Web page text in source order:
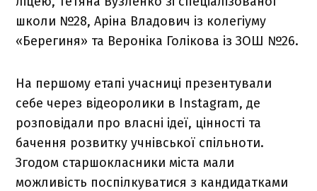
школи №28, Аріна Владович із колегіуму
«Берегиня» та Вероніка Голікова із ЗОШ №26.
На першому етапі учасниці презентували
себе через відеоролики в Instagram, де
розповідали про власні ідеї, цінності та
бачення розвитку учнівської спільноти.
Згодом старшокласники міста мали
можливість поспілкуватися з кандидатками